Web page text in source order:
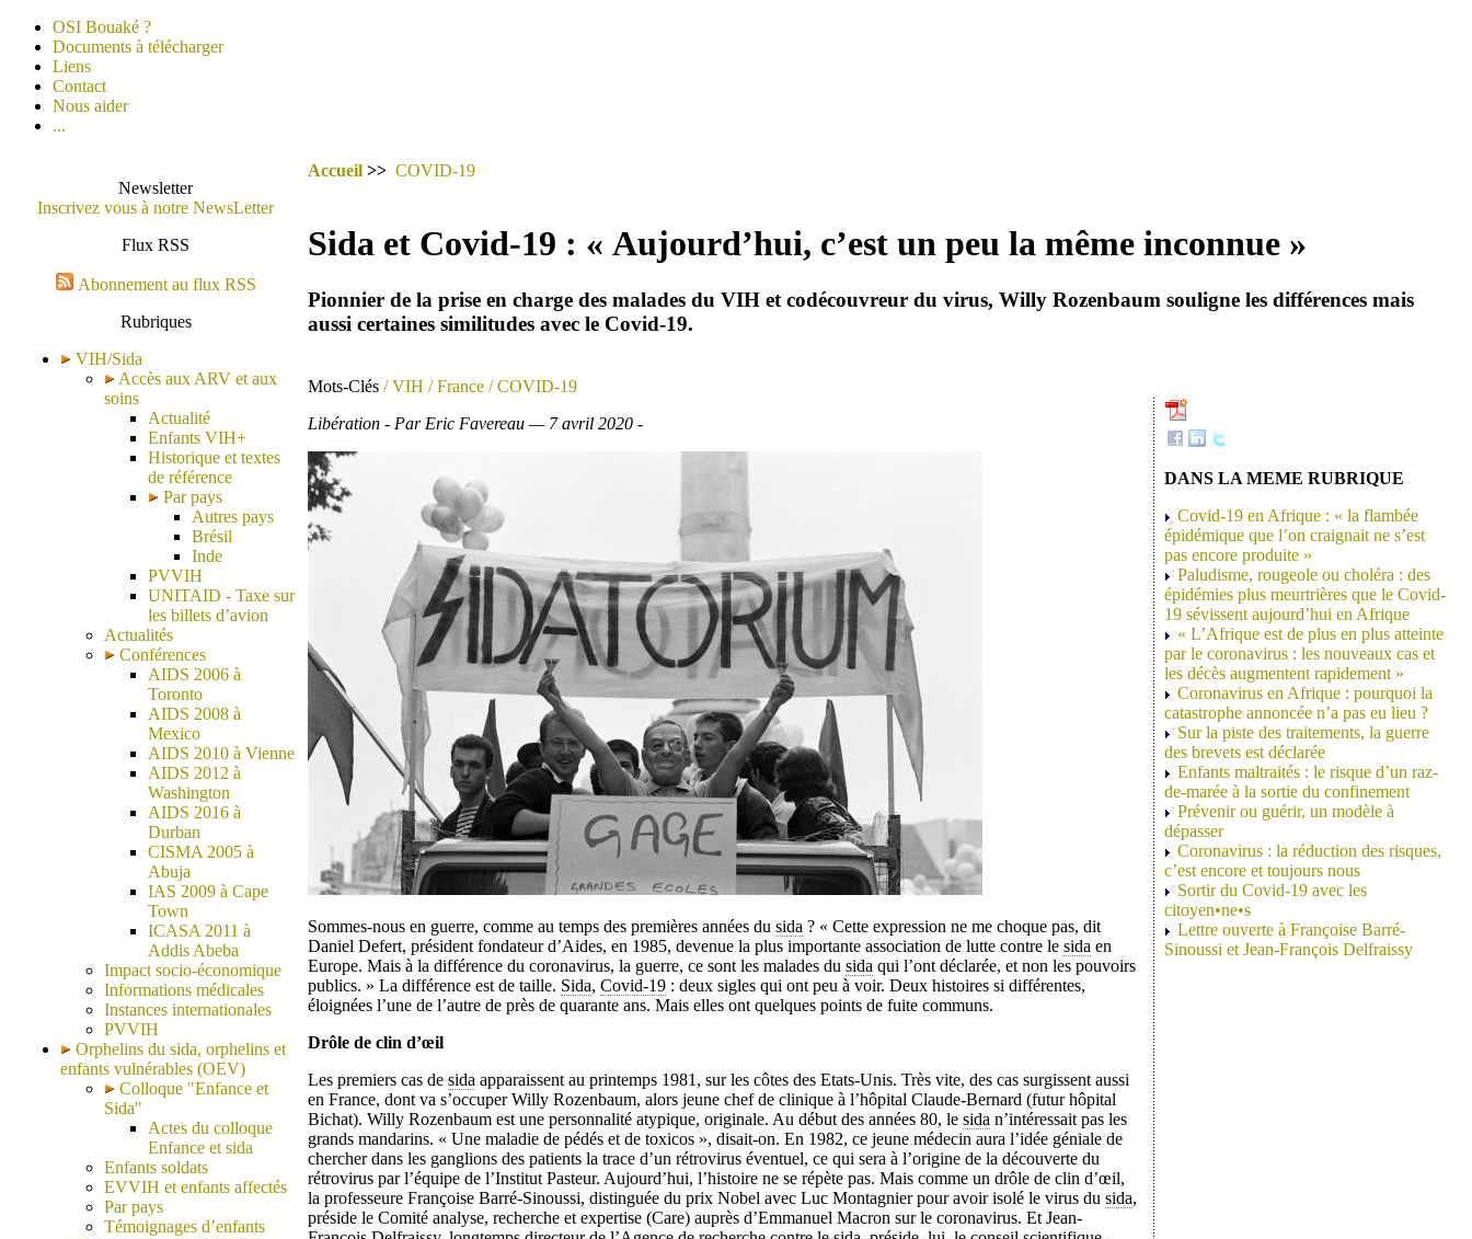
OSI Bouaké ?
Documents à télécharger
Liens
Contact
Nous aider
...
Newsletter
Inscrivez vous à notre NewsLetter
Flux RSS
Abonnement au flux RSS
Rubriques
VIH/Sida
Accès aux ARV et aux
soins
Actualité
Enfants VIH+
Historique et textes
de référence
Par pays
Autres pays
Brésil
Inde
PVVIH
UNITAID - Taxe sur
les billets d’avion
Actualités
Conférences
AIDS 2006 à
Toronto
AIDS 2008 à
Mexico
AIDS 2010 à Vienne
AIDS 2012 à
Washington
AIDS 2016 à
Durban
CISMA 2005 à
Abuja
IAS 2009 à Cape
Town
ICASA 2011 à
Addis Abeba
Impact socio-économique
Informations médicales
Instances internationales
PVVIH
Orphelins du sida, orphelins et
enfants vulnérables (OEV)
Colloque "Enfance et
Sida"
Actes du colloque
Enfance et sida
Enfants soldats
EVVIH et enfants affectés
Par pays
Témoignages d’enfants
Accueil >> COVID-19
Sida et Covid-19 : « Aujourd’hui, c’est un peu la même inconnue »
Pionnier de la prise en charge des malades du VIH et codécouvreur du virus, Willy Rozenbaum souligne les différences mais
aussi certaines similitudes avec le Covid-19.
Mots-Clés / VIH / France / COVID-19
Libération - Par Eric Favereau — 7 avril 2020 -
Sommes-nous en guerre, comme au temps des premières années du sida ? « Cette expression ne me choque pas, dit
Daniel Defert, président fondateur d’Aides, en 1985, devenue la plus importante association de lutte contre le sida en
Europe. Mais à la différence du coronavirus, la guerre, ce sont les malades du sida qui l’ont déclarée, et non les pouvoirs
publics. » La différence est de taille. Sida, Covid-19 : deux sigles qui ont peu à voir. Deux histoires si différentes,
éloignées l’une de l’autre de près de quarante ans. Mais elles ont quelques points de fuite communs.
Drôle de clin d’œil
Les premiers cas de sida apparaissent au printemps 1981, sur les côtes des Etats-Unis. Très vite, des cas surgissent aussi
en France, dont va s’occuper Willy Rozenbaum, alors jeune chef de clinique à l’hôpital Claude-Bernard (futur hôpital
Bichat). Willy Rozenbaum est une personnalité atypique, originale. Au début des années 80, le sida n’intéressait pas les
grands mandarins. « Une maladie de pédés et de toxicos », disait-on. En 1982, ce jeune médecin aura l’idée géniale de
chercher dans les ganglions des patients la trace d’un rétrovirus éventuel, ce qui sera à l’origine de la découverte du
rétrovirus par l’équipe de l’Institut Pasteur. Aujourd’hui, l’histoire ne se répète pas. Mais comme un drôle de clin d’œil,
la professeure Françoise Barré-Sinoussi, distinguée du prix Nobel avec Luc Montagnier pour avoir isolé le virus du sida,
préside le Comité analyse, recherche et expertise (Care) auprès d’Emmanuel Macron sur le coronavirus. Et Jean-
DANS LA MEME RUBRIQUE
Covid-19 en Afrique : « la flambée
épidémique que l’on craignait ne s’est
pas encore produite »
Paludisme, rougeole ou choléra : des
épidémies plus meurtrières que le Covid-
19 sévissent aujourd’hui en Afrique
« L’Afrique est de plus en plus atteinte
par le coronavirus : les nouveaux cas et
les décès augmentent rapidement »
Coronavirus en Afrique : pourquoi la
catastrophe annoncée n’a pas eu lieu ?
Sur la piste des traitements, la guerre
des brevets est déclarée
Enfants maltraités : le risque d’un raz-
de-marée à la sortie du confinement
Prévenir ou guérir, un modèle à
dépasser
Coronavirus : la réduction des risques,
c’est encore et toujours nous
Sortir du Covid-19 avec les
citoyen•ne•s
Lettre ouverte à Françoise Barré-
Sinoussi et Jean-François Delfraissy